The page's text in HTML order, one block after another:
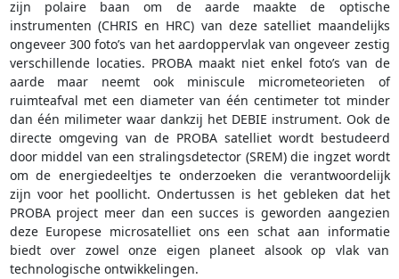
zijn polaire baan om de aarde maakte de optische
instrumenten (CHRIS en HRC) van deze satelliet maandelijks
ongeveer 300 foto’s van het aardoppervlak van ongeveer zestig
verschillende locaties. PROBA maakt niet enkel foto’s van de
aarde maar neemt ook miniscule micrometeorieten of
ruimteafval met een diameter van één centimeter tot minder
dan één milimeter waar dankzij het DEBIE instrument. Ook de
directe omgeving van de PROBA satelliet wordt bestudeerd
door middel van een stralingsdetector (SREM) die ingzet wordt
om de energiedeeltjes te onderzoeken die verantwoordelijk
zijn voor het poollicht. Ondertussen is het gebleken dat het
PROBA project meer dan een succes is geworden aangezien
deze Europese microsatelliet ons een schat aan informatie
biedt over zowel onze eigen planeet alsook op vlak van
technologische ontwikkelingen.